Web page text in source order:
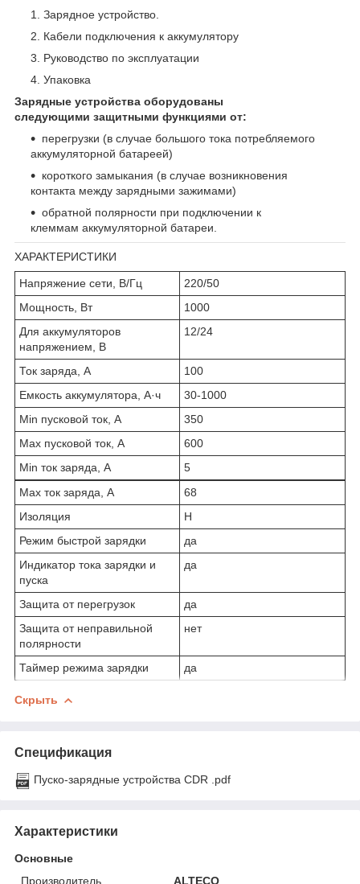
Зарядное устройство.
Кабели подключения к аккумулятору
Руководство по эксплуатации
Упаковка
Зарядные устройства оборудованы
следующими защитными функциями от:
перегрузки (в случае большого тока потребляемого
аккумуляторной батареей)
короткого замыкания (в случае возникновения
контакта между зарядными зажимами)
обратной полярности при подключении к
клеммам аккумуляторной батареи.
ХАРАКТЕРИСТИКИ
Напряжение сети, В/Гц
220/50
Мощность, Вт
1000
Для аккумуляторов
напряжением, В
12/24
Ток заряда, А
100
Емкость аккумулятора, А·ч
30-1000
Min пусковой ток, А
350
Max пусковой ток, А
600
Min ток заряда, А
5
Max ток заряда, А
68
Изоляция
H
Режим быстрой зарядки
да
Индикатор тока зарядки и
пуска
да
Защита от перегрузок
да
Защита от неправильной
полярности
нет
Таймер режима зарядки да
Скрыть
Спецификация
Пуско-зарядные устройства CDR .pdf
Характеристики
Основные
Производитель
ALTECO